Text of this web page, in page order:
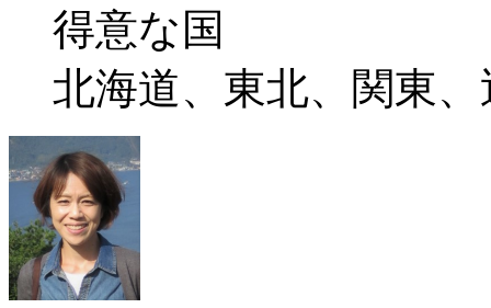
得意な国
北海道、東北、関東